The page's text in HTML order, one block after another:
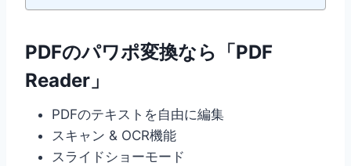
PDFのパワポ変換なら「PDF
Reader」
PDFのテキストを自由に編集
スキャン & OCR機能
スライドショーモード